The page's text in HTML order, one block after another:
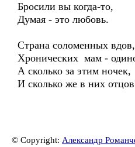
Бросили вы когда-то,
Думая - это любовь.
Страна соломенных вдов,
Хронических мам -
А сколько за этим ночек,
И сколько же в них
© Copyright: Александр